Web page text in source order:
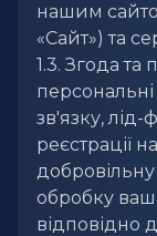
нашим
«Сайт») та
1.3. Згода та
зв'язку,
реєстрації
обробку
відповідно